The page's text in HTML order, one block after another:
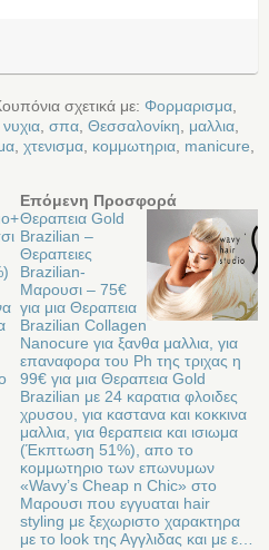
σχετικά με: Φορμαρισμα
σπα Θεσσαλονίκη μαλλια
χτενισμα κομμωτηρια manicure
Επόμενη Προσφορά
Θεραπεια Gold
Brazilian –
Θεραπειες
Brazilian-
Μαρουσι – 75€
για μια Θεραπεια
Brazilian Collagen
Nanocure για ξανθα μαλλια, για
επαναφορα του Ph της τριχας η
99€ για μια Θεραπεια Gold
Brazilian με 24 καρατια φλοιδες
χρυσου, για καστανα και κοκκινα
μαλλια, για θεραπεια και ισιωμα
(Έκπτωση 51%), απο το
κομμωτηριο των επωνυμων
«Wavy’s Cheap n Chic» στο
Μαρουσι που εγγυαται hair
styling με ξεχωριστο χαρακτηρα
με το look της Αγγλιδας και με ε…